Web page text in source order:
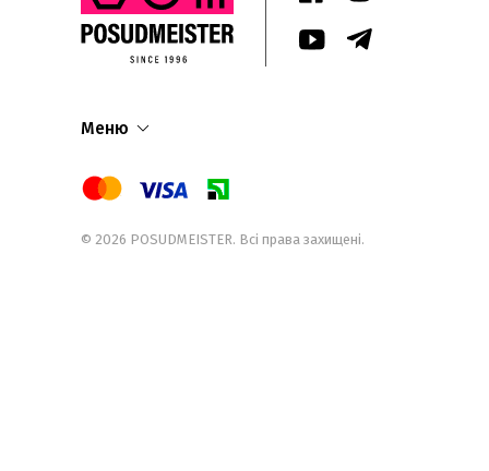
Меню
© 2026 POSUDMEISTER. Всі права захищені.